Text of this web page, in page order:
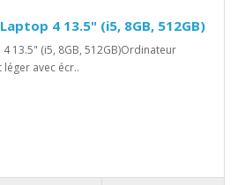
4 13.5" (i5, 8GB, 512GB)
13.5" (i5, 8GB, 512GB)Ordinateur
avec écr..